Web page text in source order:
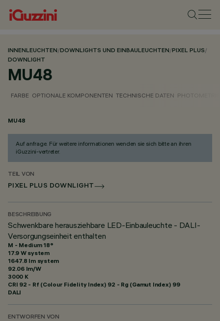
INNENLEUCHTEN/DOWNLIGHTS UND EINBAULEUCHTEN/PIXEL PLUS/
DOWNLIGHT
MU48
FARBE OPTIONALE KOMPONENTEN TECHNISCHE DATEN
MU48
Auf anfrage. Für weitere informationen wenden sie sich bitte an ihren
iGuzzini-vertreter.
TEIL VON
PIXEL PLUS DOWNLIGHT
BESCHREIBUNG
Schwenkbare herausziehbare LED-Einbauleuchte - DALI-
Versorgungseinheit enthalten
M - Medium 18°
17.9 W system
1647.8 lm system
92.06 lm/W
3000 K
CRI 92 - Rf (Colour Fidelity Index) 92 - Rg (Gamut Index) 99
DALI
ENTWORFEN VON